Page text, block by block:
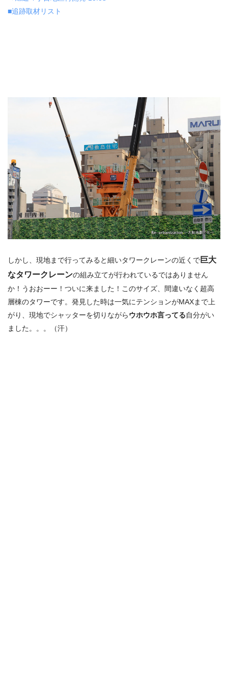
■追跡取材リスト
しかし、現地まで行ってみると細いタワークレーンの近くで巨大
なタワークレーンの組み立てが行われているではありません
か！うおおーー！ついに来ました！このサイズ、間違いなく超高
層棟のタワーです。発見した時は一気にテンションがMAXまで上
がり、現地でシャッターを切りながらウホウホ言ってる自分がい
ました。。。（汗）